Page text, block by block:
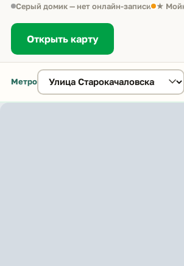
Серый домик — нет онлайн-записи ★
Открыть карту
Метро